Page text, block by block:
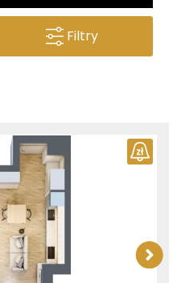
Filtry